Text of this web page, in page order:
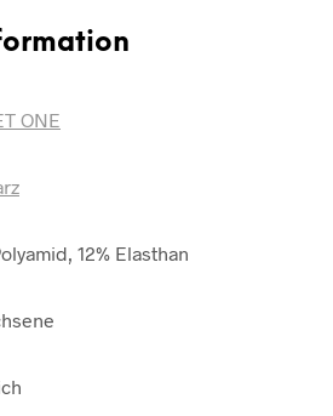
ONE
12% Elasthan